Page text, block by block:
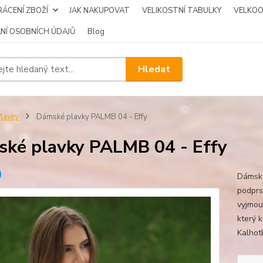
ZBOŽÍ JAK NAKUPOVAT VELIKOSTNÍ TABULKY
OSOBNÍCH ÚDAJŮ
Blog
Hledat
Dámské plavky PALMB 04 - Effy
plavky PALMB 04 - Effy
který